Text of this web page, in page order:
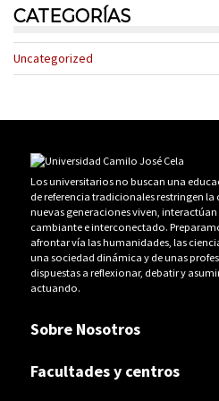
CATEGORÍAS
Uncategorized
Los universitarios no buscan una
de referencia tradicionales restringen
nuevas generaciones viven,
cambiante e interconectado.
afrontar vía las humanidades, las
una sociedad dinámica y de unas
dispuestas a reflexionar, debatir y
actuando.
Sobre Nosotros
Facultades y centros